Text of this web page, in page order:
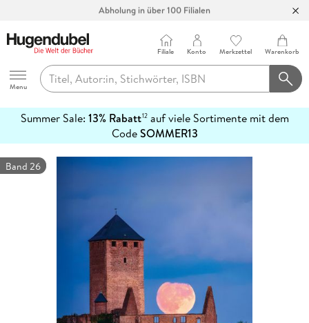
Abholung in über 100 Filialen
Hugendubel
Menu
Filiale Konto Merkzettel Warenkorb
Summer Sale: 13% Rabatt12auf viele Sortimente mit dem
CodeSOMMER13
erfahren
Band 26